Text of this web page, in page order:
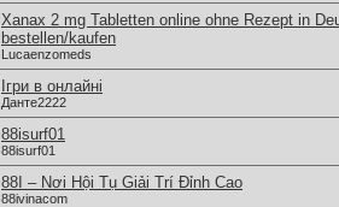
Xanax 2 mg Tabletten online ohne Rezept in
bestellen/kaufen
Lucaenzomeds
Ігри в онлайні
Данте2222
88isurf01
88isurf01
88I – Nơi Hội Tụ Giải Trí Đỉnh Cao
88ivinacom